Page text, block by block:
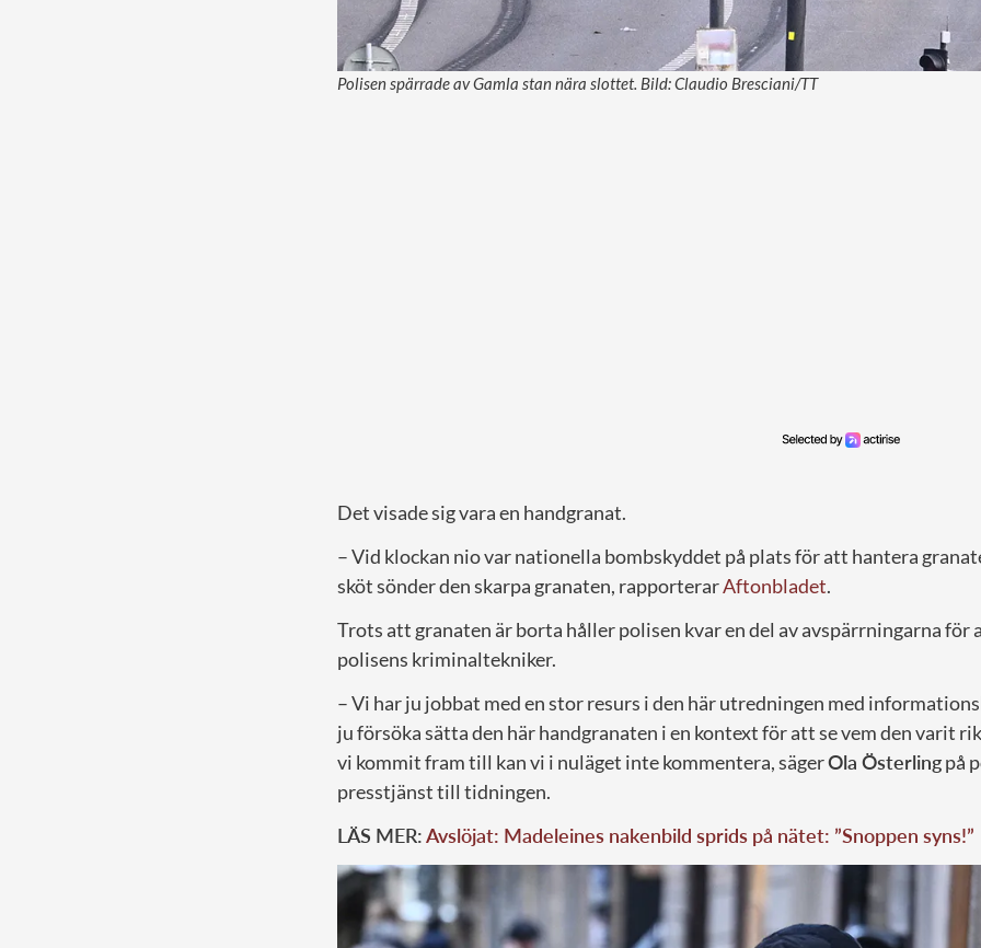
Polisen spärrade av Gamla stan nära slottet. Bild: Claudio Bresciani/TT
Det visade sig vara en handgranat.
– Vid klockan nio var nationella bombskyddet på plats för att hantera
sköt sönder den skarpa granaten, rapporterarAftonbladet.
Trots att granaten är borta håller polisen kvar en del av avspärrningarna för
polisens kriminaltekniker.
– Vi har ju jobbat med en stor resurs i den här utredningen med
ju försöka sätta den här handgranaten i en kontext för att se vem den varit
vi kommit fram till kan vi i nuläget inte kommentera, sägerOla Österlingpå
presstjänst till tidningen.
LÄS MER:Avslöjat: Madeleines nakenbild sprids på nätet: ”Snoppen syns!”